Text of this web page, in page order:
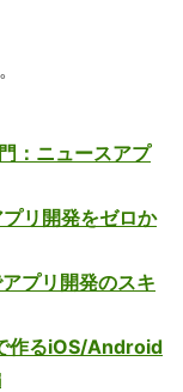
：ニュースアプ
リ開発をゼロか
プリ開発のスキ
作るiOS/Android